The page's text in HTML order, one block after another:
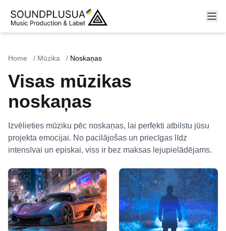
Home / Mūzika / Noskaņas
Visas mūzikas
noskaņas
Izvēlieties mūziku pēc noskaņas, lai perfekti atbilstu jūsu
projekta emocijai. No pacilājošas un priecīgas līdz
intensīvai un episkai, viss ir bez maksas lejupielādējams.